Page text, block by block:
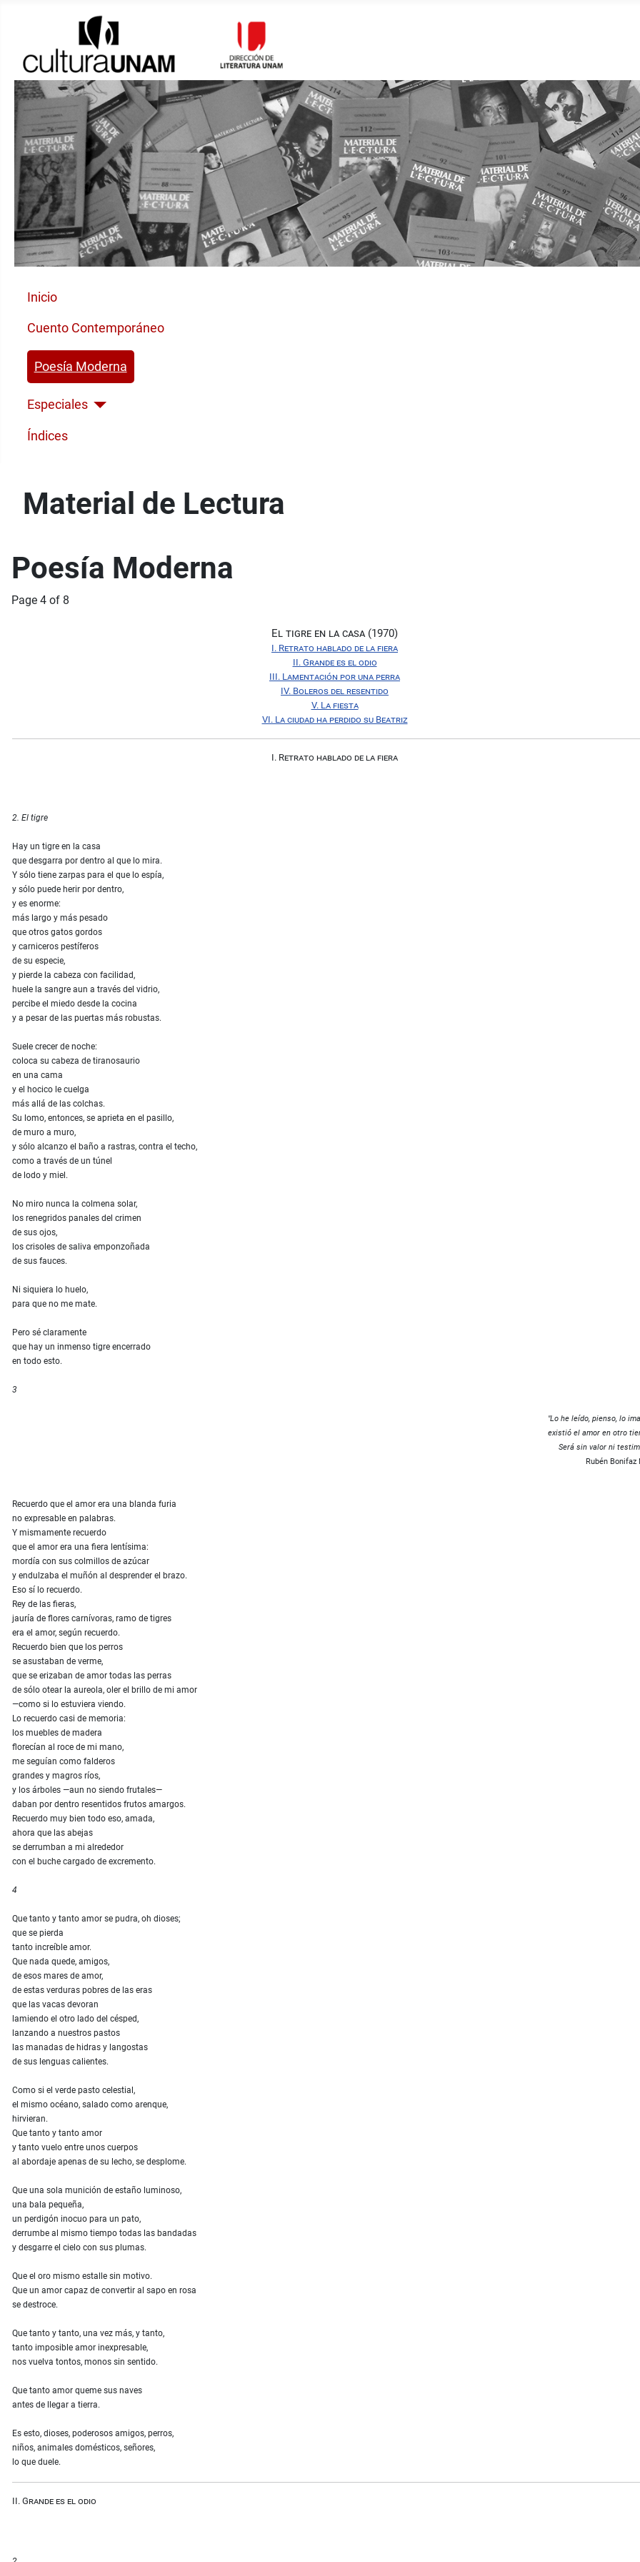
Inicio
Cuento Contemporáneo
Poesía Moderna
Especiales
Índices
Material de Lectura
Poesía Moderna
Page 4 of 8
El tigre en la casa (1970)
I. Retrato hablado de la fiera
II. Grande es el odio
III. Lamentación por una perra
IV. Boleros del resentido
V. La fiesta
VI. La ciudad ha perdido su Beatriz
I. Retrato hablado de la fiera
2. El tigre
Hay un tigre en la casa
que desgarra por dentro al que lo mira.
Y sólo tiene zarpas para el que lo espía,
y sólo puede herir por dentro,
y es enorme:
más largo y más pesado
que otros gatos gordos
y carniceros pestíferos
de su especie,
y pierde la cabeza con facilidad,
huele la sangre aun a través del vidrio,
percibe el miedo desde la cocina
y a pesar de las puertas más robustas.
Suele crecer de noche:
coloca su cabeza de tiranosaurio
en una cama
y el hocico le cuelga
más allá de las colchas.
Su lomo, entonces, se aprieta en el pasillo,
de muro a muro,
y sólo alcanzo el baño a rastras, contra el techo,
como a través de un túnel
de lodo y miel.
No miro nunca la colmena solar,
los renegridos panales del crimen
de sus ojos,
los crisoles de saliva emponzoñada
de sus fauces.
Ni siquiera lo huelo,
para que no me mate.
Pero sé claramente
que hay un inmenso tigre encerrado
en todo esto.
3
"Lo he leído, pienso, lo
existió el amor en otro
Será sin valor ni
Rubén Bonifaz
Recuerdo que el amor era una blanda furia
no expresable en palabras.
Y mismamente recuerdo
que el amor era una fiera lentísima:
mordía con sus colmillos de azúcar
y endulzaba el muñón al desprender el brazo.
Eso sí lo recuerdo.
Rey de las fieras,
jauría de flores carnívoras, ramo de tigres
era el amor, según recuerdo.
Recuerdo bien que los perros
se asustaban de verme,
que se erizaban de amor todas las perras
de sólo otear la aureola, oler el brillo de mi amor
—como si lo estuviera viendo.
Lo recuerdo casi de memoria:
los muebles de madera
florecían al roce de mi mano,
me seguían como falderos
grandes y magros ríos,
y los árboles —aun no siendo frutales—
daban por dentro resentidos frutos amargos.
Recuerdo muy bien todo eso, amada,
ahora que las abejas
se derrumban a mi alrededor
con el buche cargado de excremento.
4
Que tanto y tanto amor se pudra, oh dioses;
que se pierda
tanto increíble amor.
Que nada quede, amigos,
de esos mares de amor,
de estas verduras pobres de las eras
que las vacas devoran
lamiendo el otro lado del césped,
lanzando a nuestros pastos
las manadas de hidras y langostas
de sus lenguas calientes.
Como si el verde pasto celestial,
el mismo océano, salado como arenque,
hirvieran.
Que tanto y tanto amor
y tanto vuelo entre unos cuerpos
al abordaje apenas de su lecho, se desplome.
Que una sola munición de estaño luminoso,
una bala pequeña,
un perdigón inocuo para un pato,
derrumbe al mismo tiempo todas las bandadas
y desgarre el cielo con sus plumas.
Que el oro mismo estalle sin motivo.
Que un amor capaz de convertir al sapo en rosa
se destroce.
Que tanto y tanto, una vez más, y tanto,
tanto imposible amor inexpresable,
nos vuelva tontos, monos sin sentido.
Que tanto amor queme sus naves
antes de llegar a tierra.
Es esto, dioses, poderosos amigos, perros,
niños, animales domésticos, señores,
lo que duele.
II. Grande es el odio